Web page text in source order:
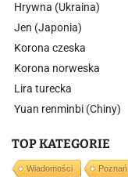
Hrywna (Ukraina)
Jen (Japonia)
Korona czeska
Korona norweska
Lira turecka
Yuan renminbi (Chiny)
TOP KATEGORIE
Wiadomości Poznań